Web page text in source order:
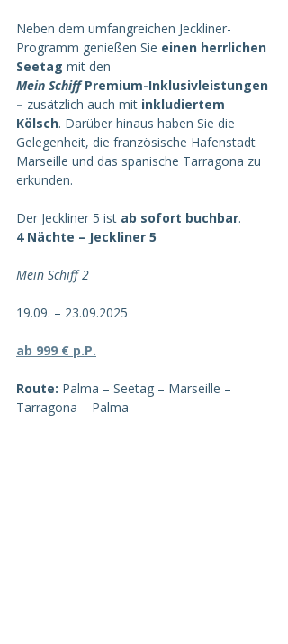
Neben dem umfangreichen Jeckliner-
Programm genießen Sie einen herrlichen
Seetag mit den
Mein Schiff Premium-Inklusivleistungen
– zusätzlich auch mit inkludiertem
Kölsch. Darüber hinaus haben Sie die
Gelegenheit, die französische Hafenstadt
Marseille und das spanische Tarragona zu
erkunden.
Der Jeckliner 5 ist ab sofort buchbar.
4 Nächte – Jeckliner 5
Mein Schiff 2
19.09. – 23.09.2025
ab 999 € p.P.
Route: Palma – Seetag – Marseille –
Tarragona – Palma